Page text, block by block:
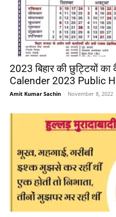
2023 बिहार की छुट्टियों
Calender 2023 Public
Amit Kumar Sachin - November 8, 2022